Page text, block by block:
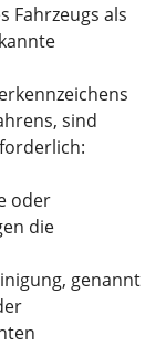
Fahrzeugs als
sind
oder
die
genannt